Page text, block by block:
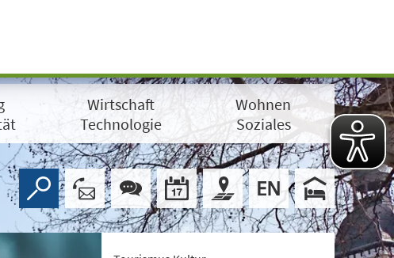
Wirtschaft
Technologie
Wohnen
Soziales